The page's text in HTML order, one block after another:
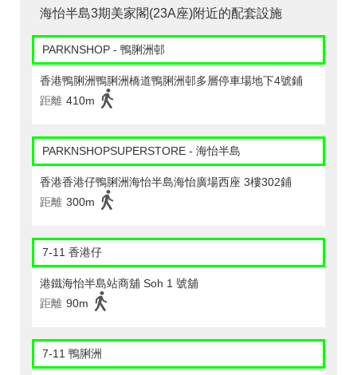
海怡半島3期美家閣(23A座)附近的配套設施
PARKNSHOP - 鴨脷洲邨
香港鴨脷洲鴨脷洲橋道鴨脷洲邨多層停車場地下4號鋪
距離 410m
PARKNSHOPSUPERSTORE - 海怡半島
香港香港仔鴨脷洲海怡半島海怡廣場西座 3樓302鋪
距離 300m
7-11 香港仔
港鐵海怡半島站商舖 Soh 1 號舖
距離 90m
7-11 鴨脷洲